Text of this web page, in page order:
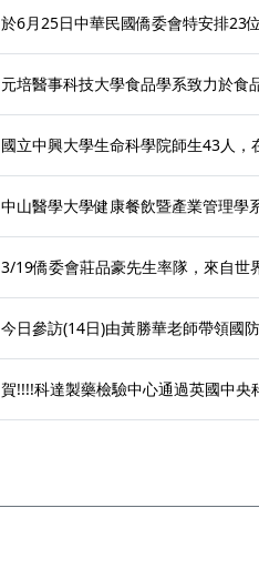
於6月25日中華民國僑委會特安排23
元培醫事科技大學食品學系致力於食
國立中興大學生命科學院師生43人
中山醫學大學健康餐飲暨產業管理學
3/19僑委會莊品豪先生率隊，來自世
今日參訪(14日)由黃勝華老師帶領國
賀!!!!科達製藥檢驗中心通過英國中央